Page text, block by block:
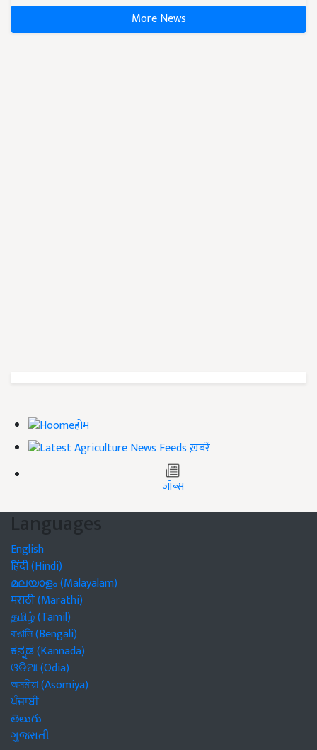
More News
होम
ख़बरें
जॉब्स
Languages
English
हिंदी (Hindi)
മലയാളം (Malayalam)
मराठी (Marathi)
தமிழ் (Tamil)
বাঙালি (Bengali)
ಕನ್ನಡ (Kannada)
ଓଡିଆ (Odia)
অসমীয়া (Asomiya)
ਪੰਜਾਬੀ
తెలుగు
ગુજરાતી